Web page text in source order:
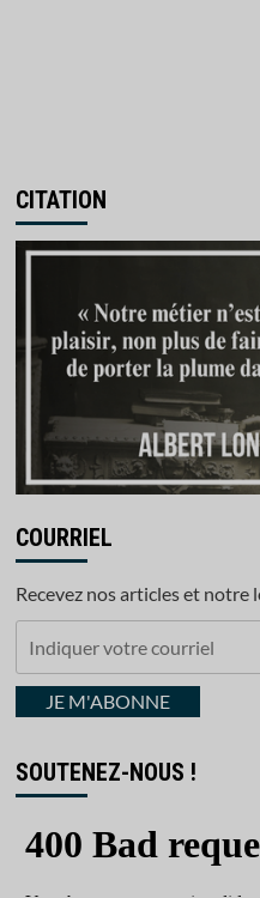
CITATION
COURRIEL
Recevez nos articles et
courrielJE M'ABONNE
SOUTENEZ-NOUS !